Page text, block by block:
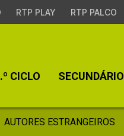
RTP PLAY RTP PALCO
CICLO SECUNDÁRIO
AUTORES ESTRANGEIROS